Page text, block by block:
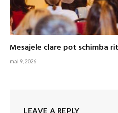
Mesajele clare pot schimba
mai 9, 2026
LEAVE A REPLY